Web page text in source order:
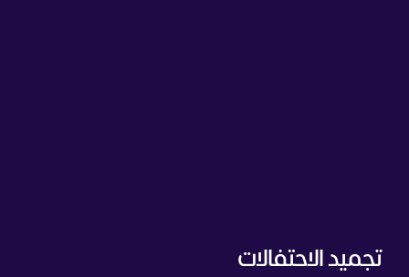
تجميد الاحتفالات